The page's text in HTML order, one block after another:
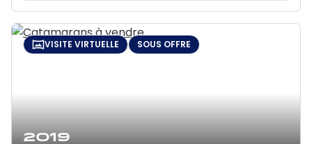
2019
VISITE VIRTUELLE SOUS OFFRE